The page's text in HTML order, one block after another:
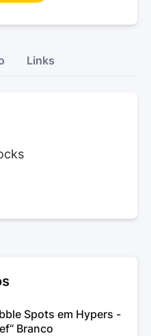
Links
Spots em Hypers -
Branco